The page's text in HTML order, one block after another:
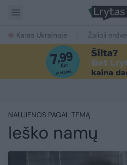
Karas Ukrainoje Žalioji erdvė
NAUJIENOS PAGAL TEMĄ
Ieško namų